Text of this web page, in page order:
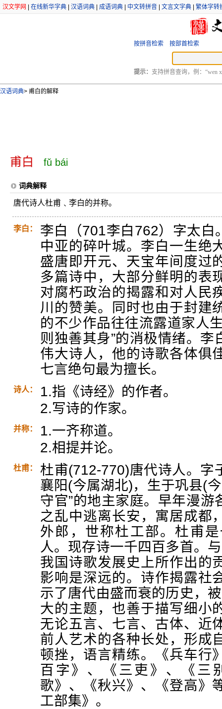
汉文学网 在线新华字典 汉语词典 成语词典 中文转拼音 文言文字典 繁体字转
按拼音检索 按部首检索
提示： 支持拼音查询，例：“wen
汉语词典> 甫白的解释
甫白 fǔ bái
词典解释
唐代诗人杜甫﹑李白的并称。
李白：
李白（701李白762）字太白
中亚的碎叶城。李白一生绝
盛唐即开元、天宝年间度过
多篇诗中，大部分鲜明的表
对腐朽政治的揭露和对人民
川的赞美。同时也由于封建
的不少作品往往流露道家人
则独善其身”的消极情绪。
伟大诗人，他的诗歌各体俱
七言绝句最为擅长。
诗人：
1.指《诗经》的作者。
2.写诗的作家。
并称：
1.一齐称道。
2.相提并论。
杜甫：
杜甫(712-770)唐代诗人。字
襄阳(今属湖北)，生于巩县(
守官”的地主家庭。早年漫
之乱中逃离长安，寓居成都
外郎，世称杜工部。杜甫
人。现存诗一千四百多首。
我国诗歌发展史上所作出的
影响是深远的。诗作揭露社
示了唐代由盛而衰的历史，
大的主题，也善于描写细小
无论五言、七言、古体、近
前人艺术的各种长处，形成
顿挫，语言精练。《兵车行
百字》、《三吏》、《三
歌》、《秋兴》、《登高》
工部集》。